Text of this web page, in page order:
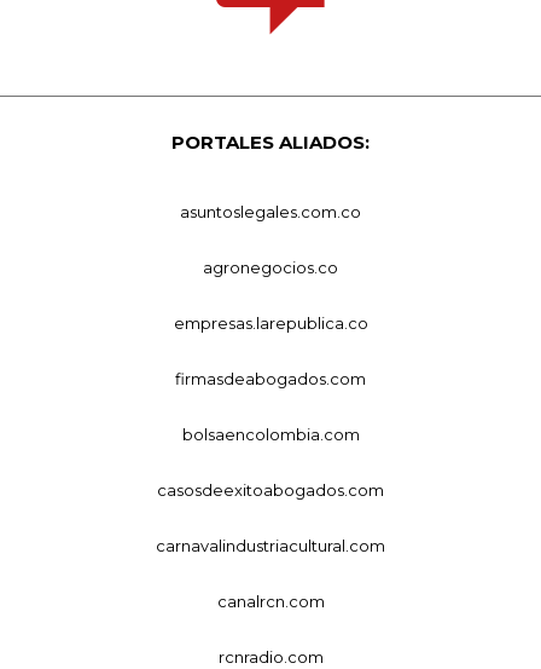
PORTALES ALIADOS:
asuntoslegales.com.co
agronegocios.co
empresas.larepublica.co
firmasdeabogados.com
bolsaencolombia.com
casosdeexitoabogados.com
carnavalindustriacultural.com
canalrcn.com
rcnradio.com